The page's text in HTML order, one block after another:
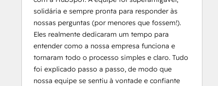
solidária e sempre pronta para responder às
nossas perguntas (por menores que fossem!).
Eles realmente dedicaram um tempo para
entender como a nossa empresa funciona e
tornaram todo o processo simples e claro. Tudo
foi explicado passo a passo, de modo que
nossa equipe se sentiu à vontade e confiante